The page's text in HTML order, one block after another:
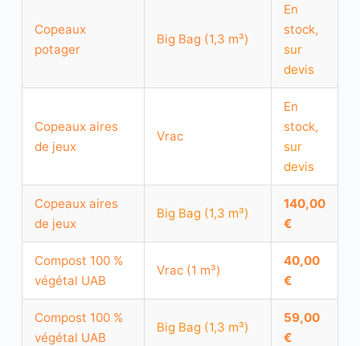
Copeaux
potager
Big Bag (1,3 m³)
En
stock,
sur
devis
Copeaux aires
de jeux
Vrac
En
stock,
sur
devis
Copeaux aires
de jeux
Big Bag (1,3 m³)
140,00
€
Compost 100 %
végétal UAB
Vrac (1 m³)
40,00
€
Compost 100 %
végétal UAB
Big Bag (1,3 m³)
59,00
€